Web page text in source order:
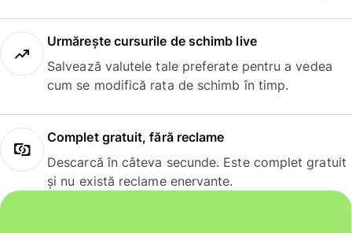
Urmărește cursurile de schimb live
Salvează valutele tale preferate pentru a vedea
cum se modifică rata de schimb în timp.
Complet gratuit, fără reclame
Descarcă în câteva secunde. Este complet gratuit
și nu există reclame enervante.